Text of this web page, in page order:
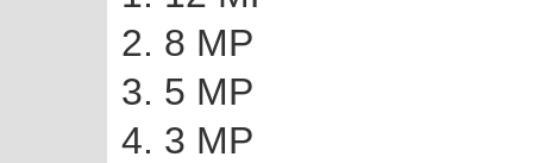
2. 8 MP
3. 5 MP
4. 3 MP